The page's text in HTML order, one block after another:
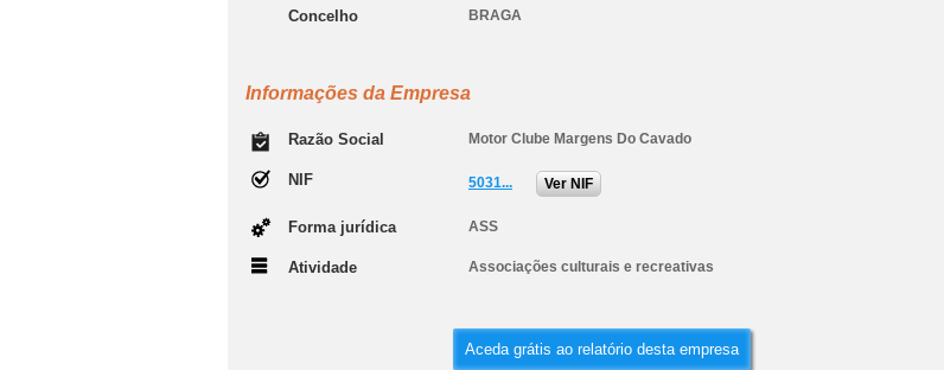
Concelho BRAGA
Informações da Empresa
Razão Social Motor Clube Margens Do Cavado
NIF 5031... Ver NIF
Forma jurídica ASS
Atividade Associações culturais e recreativas
Aceda grátis ao relatório desta empresa